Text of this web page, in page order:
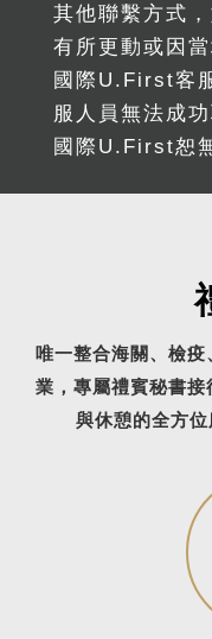
其他聯繫方式
有所更動或因
國際U.First客
服人員無法成
國際U.First恕
唯一整合海關、檢
業，專屬禮賓秘書
與休憩的全方位